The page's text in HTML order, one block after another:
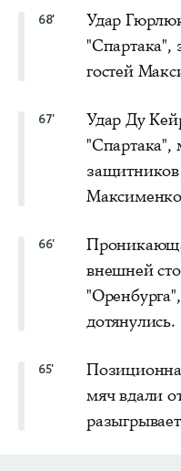
68'
Удар
"Спартака",
гостей
67'
Удар Ду
"Спартака",
защитников
66'
внешней
дотянулись.
65'
мяч вдали